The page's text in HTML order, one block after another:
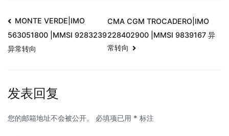
MONTE VERDE|IMO
563051800 |MMSI 9283239
异常转向
CMA CGM TROCADERO|IMO
228402900 |MMSI 9839167 异
常转向
发表回复
您的邮箱地址不会被公开。 必填项已用 * 标注